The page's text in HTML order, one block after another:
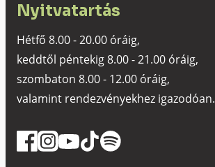
Nyitvatartás
Hétfő 8.00 - 20.00 óráig,
keddtől péntekig 8.00 - 21.00 óráig,
szombaton 8.00 - 12.00 óráig,
valamint rendezvényekhez igazodóan.